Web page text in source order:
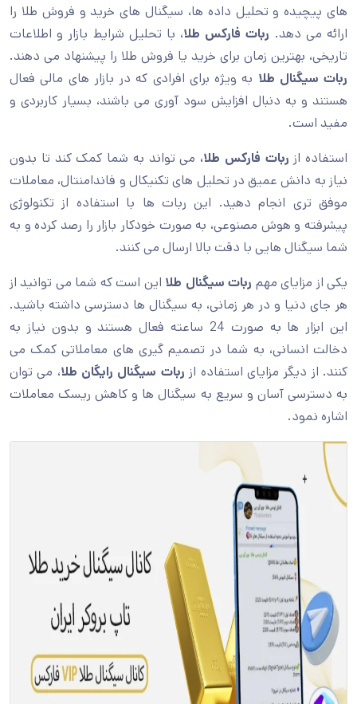
های پیچیده و تحلیل داده ها، سیگنال های خرید و فروش طلا را
ارائه می دهد. ربات فارکس طلا، با تحلیل شرایط بازار و اطلاعات
تاریخی، بهترین زمان برای خرید یا فروش طلا را پیشنهاد می دهند.
ربات سیگنال طلا به ویژه برای افرادی که در بازار های مالی فعال
هستند و به دنبال افزایش سود آوری می باشند، بسیار کاربردی و
مفید است.
استفاده از ربات فارکس طلا، می تواند به شما کمک کند تا بدون
نیاز به دانش عمیق در تحلیل های تکنیکال و فاندامنتال، معاملات
موفق تری انجام دهید. این ربات ها با استفاده از تکنولوژی
پیشرفته و هوش مصنوعی، به صورت خودکار بازار را رصد کرده و به
شما سیگنال هایی با دقت بالا ارسال می کنند.
یکی از مزایای مهم ربات سیگنال طلا این است که شما می توانید از
هر جای دنیا و در هر زمانی، به سیگنال ها دسترسی داشته باشید.
این ابزار ها به صورت 24 ساعته فعال هستند و بدون نیاز به
دخالت انسانی، به شما در تصمیم گیری های معاملاتی کمک می
کنند. از دیگر مزایای استفاده از ربات سیگنال رایگان طلا، می توان
به دسترسی آسان و سریع به سیگنال ها و کاهش ریسک معاملات
اشاره نمود.